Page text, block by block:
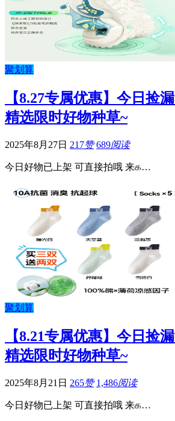
聚划算
【8.27专属优惠】今日捡
精选限时好物种草~
2025年8月27日 217赞 689阅读
今日好物已上架 可直接拍哦 来௧…
聚划算
【8.21专属优惠】今日捡
精选限时好物种草~
2025年8月21日 265赞 1,486阅读
今日好物已上架 可直接拍哦 来௧…